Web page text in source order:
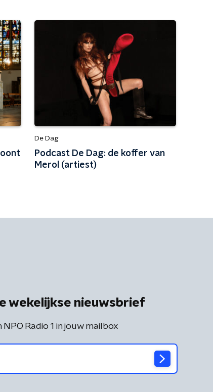
De Dag
Podcast De Dag: de koffer van
Merol (artiest)
wekelijkse nieuwsbrief
Radio 1 in jouw mailbox